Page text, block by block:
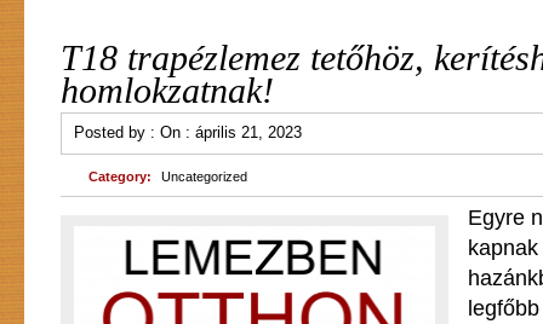
T18 trapézlemez tetőhöz,
homlokzatnak!
Posted by : On : április 21, 2023
Category: Uncategorized
Egyre